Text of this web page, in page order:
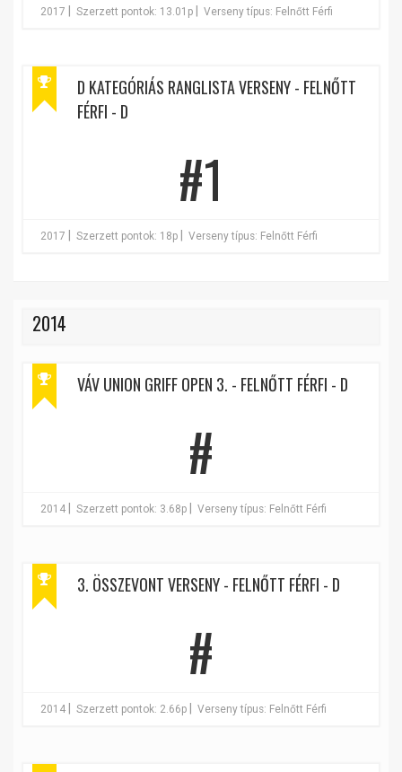
2017 Szerzett pontok: 13.01p Verseny típus: Felnőtt Férfi
D KATEGÓRIÁS RANGLISTA VERSENY - FELNŐTT
FÉRFI - D
#1
2017 Szerzett pontok: 18p Verseny típus: Felnőtt Férfi
2014
VÁV UNION GRIFF OPEN 3. - FELNŐTT FÉRFI - D
#
2014 Szerzett pontok: 3.68p Verseny típus: Felnőtt Férfi
3. ÖSSZEVONT VERSENY - FELNŐTT FÉRFI - D
#
2014 Szerzett pontok: 2.66p Verseny típus: Felnőtt Férfi